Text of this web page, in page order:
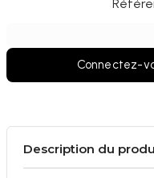
Connectez-
Description du